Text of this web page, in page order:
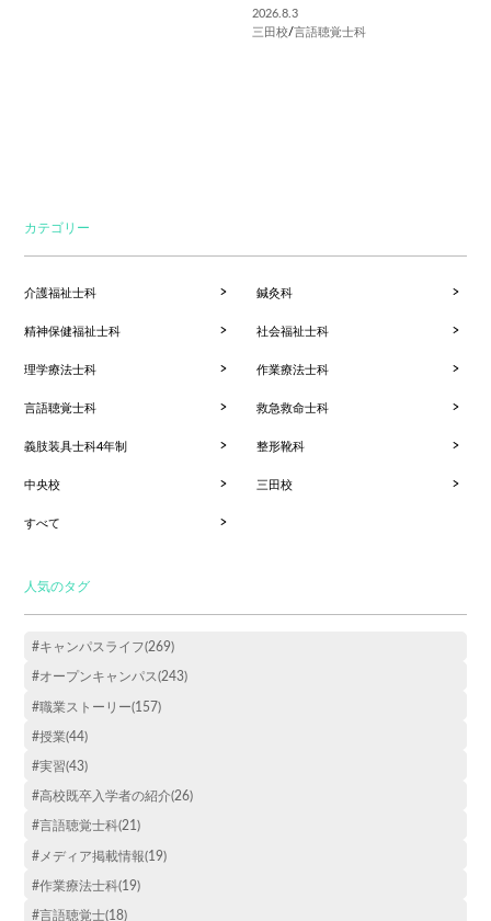
2026.8.3
三田校/言語聴覚士科
カテゴリー
介護福祉士科 鍼灸科
精神保健福祉士科 社会福祉士科
理学療法士科 作業療法士科
言語聴覚士科 救急救命士科
義肢装具士科4年制 整形靴科
中央校 三田校
すべて
人気のタグ
#キャンパスライフ(269)
#オープンキャンパス(243)
#職業ストーリー(157)
#授業(44)
#実習(43)
#高校既卒入学者の紹介(26)
#言語聴覚士科(21)
#メディア掲載情報(19)
#作業療法士科(19)
#言語聴覚士(18)